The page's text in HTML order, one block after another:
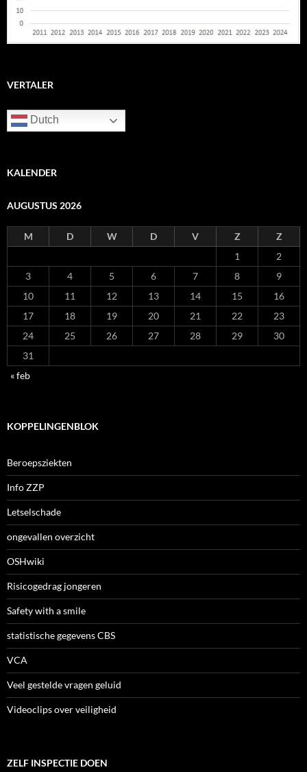
VERTALER
Dutch
KALENDER
AUGUSTUS 2026
M D W D V Z
Z
1
2
3
4 5 6 7 8
9
10
11 12 13 14 15
16
17
18 19 20 21 22
23
24
25 26 27 28 29
30
31
« feb
KOPPELINGENBLOK
Beroepsziekten
Info ZZP
Letselschade
ongevallen overzicht
OSHwiki
Risicogedrag jongeren
Safety with a smile
statistische gegevens CBS
VCA
Veel gestelde vragen geluid
Videoclips over veiligheid
ZELF INSPECTIE DOEN